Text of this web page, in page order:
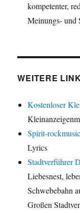
kompetenter,
Meinungs- und
WEITERE
Kostenloser
Spirit-
Lyrics
Stadtverführer
Liebesnest,
Schwebebahn
Großen